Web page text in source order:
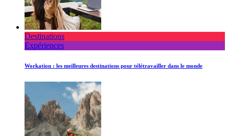
Destinations
Expériences
Workation : les meilleures destinations pour télétravailler dans le monde